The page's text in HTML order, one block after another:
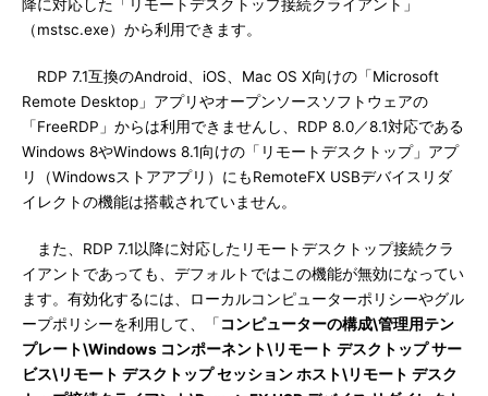
降に対応した「リモートデスクトップ接続クライアント」
（mstsc.exe）から利用できます。
RDP 7.1互換のAndroid、iOS、Mac OS X向けの「Microsoft
Remote Desktop」アプリやオープンソースソフトウェアの
「FreeRDP」からは利用できませんし、RDP 8.0／8.1対応である
Windows 8やWindows 8.1向けの「リモートデスクトップ」アプ
リ（Windowsストアアプリ）にもRemoteFX USBデバイスリダ
イレクトの機能は搭載されていません。
また、RDP 7.1以降に対応したリモートデスクトップ接続クラ
イアントであっても、デフォルトではこの機能が無効になってい
ます。有効化するには、ローカルコンピューターポリシーやグル
ープポリシーを利用して、「 コンピューターの構成\管理用テン
プレート\Windows コンポーネント\リモート デスクトップ サー
ビス\リモート デスクトップ セッション ホスト\リモート デスク